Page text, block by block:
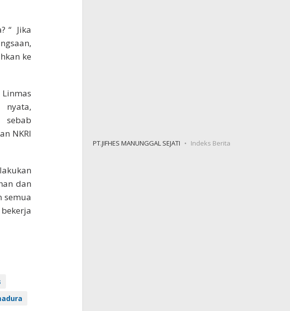
“ Jika
ke
nyata,
NKRI
dan
semua
PT.JIFHES MANUNGGAL SEJATI Indeks Berita